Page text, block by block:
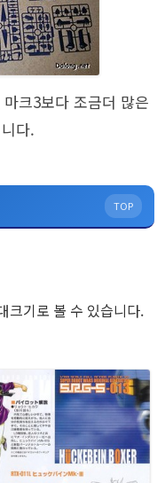
크3보다 조금더 많은
다.
TOP
크기로 볼 수 있습니다.